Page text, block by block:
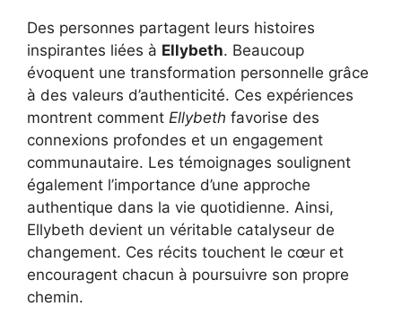
Des personnes partagent leurs histoires
inspirantes liées à Ellybeth. Beaucoup
évoquent une transformation personnelle grâce
à des valeurs d’authenticité. Ces expériences
montrent comment Ellybeth favorise des
connexions profondes et un engagement
communautaire. Les témoignages soulignent
également l’importance d’une approche
authentique dans la vie quotidienne. Ainsi,
Ellybeth devient un véritable catalyseur de
changement. Ces récits touchent le cœur et
encouragent chacun à poursuivre son propre
chemin.